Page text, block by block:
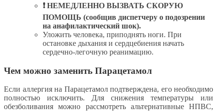
❗ НЕМЕДЛЕННО ВЫЗВАТЬ СКОРУЮ
ПОМОЩЬ (сообщив диспетчеру о подозрении
на анафилактический шок).
Уложить человека, приподнять ноги. При
остановке дыхания и сердцебиения начать
сердечно-легочную реанимацию.
Чем можно заменить Парацетамол
Если аллергия на Парацетамол подтверждена, его необходимо
полностью исключить. Для снижения температуры или
обезболивания можно рассмотреть альтернативные НПВС,